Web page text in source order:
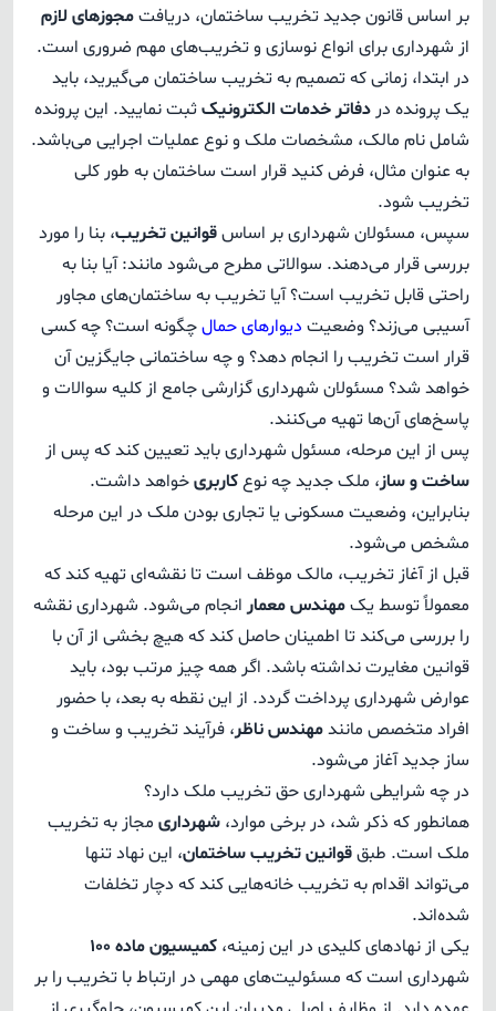
بر اساس قانون جدید تخریب ساختمان، دریافتمجوزهای لازم
از شهرداری برای انواع نوسازی و تخریب‌های مهم ضروری است.
در ابتدا، زمانی که تصمیم به تخریب ساختمان می‌گیرید، باید
یک پرونده در دفاتر خدمات الکترونیکثبت نمایید. این پرونده
شامل نام مالک، مشخصات ملک و نوع عملیات اجرایی می‌باشد.
به عنوان مثال، فرض کنید قرار است ساختمان به طور کلی
تخریب شود.
سپس، مسئولان شهرداری بر اساسقوانین تخریب، بنا را مورد
بررسی قرار می‌دهند. سوالاتی مطرح می‌شود مانند: آیا بنا به
راحتی قابل تخریب است؟ آیا تخریب به ساختمان‌های مجاور
آسیبی می‌زند؟ وضعیت دیوارهای حمالچگونه است؟ چه کسی
قرار است تخریب را انجام دهد؟ و چه ساختمانی جایگزین آن
خواهد شد؟ مسئولان شهرداری گزارشی جامع از کلیه سوالات و
پاسخ‌های آن‌ها تهیه می‌کنند.
پس از این مرحله، مسئول شهرداری باید تعیین کند که پس از
ساخت و ساز، ملک جدید چه نوعکاربریخواهد داشت.
بنابراین، وضعیت مسکونی یا تجاری بودن ملک در این مرحله
مشخص می‌شود.
قبل از آغاز تخریب، مالک موظف است تا نقشه‌ای تهیه کند که
معمولاً توسط یکمهندس معمار انجام می‌شود. شهرداری نقشه
را بررسی می‌کند تا اطمینان حاصل کند که هیچ بخشی از آن با
قوانین مغایرت نداشته باشد. اگر همه چیز مرتب بود، باید
عوارض شهرداری پرداخت گردد. از این نقطه به بعد، با حضور
افراد متخصص مانندمهندس ناظر، فرآیند تخریب و ساخت و
ساز جدید آغاز می‌شود.
در چه شرایطی شهرداری حق تخریب ملک دارد؟
همانطور که ذکر شد، در برخی موارد، شهرداری مجاز به تخریب
ملک است. طبققوانین تخریب ساختمان، این نهاد تنها
می‌تواند اقدام به تخریب خانه‌هایی کند که دچار تخلفات
شده‌اند.
یکی از نهادهای کلیدی در این زمینه، کمیسیون ماده 100
شهرداری است که مسئولیت‌های مهمی در ارتباط با تخریب را بر